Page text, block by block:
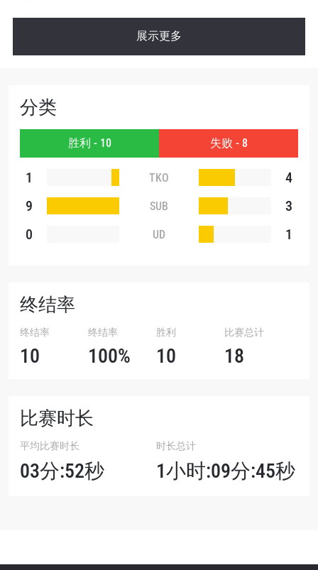
展示更多
分类
胜利 - 10 失败 - 8
1 TKO
4
9
SUB
3
0
UD 1
终结率
终结率
10
终结率
100%
胜利
10
比赛总计
18
比赛时长
平均比赛时长
03分:52秒
时长总计
1小时:09分:45秒